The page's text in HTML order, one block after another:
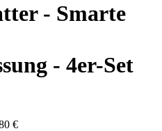
- Smarte
- 4er-Set
€